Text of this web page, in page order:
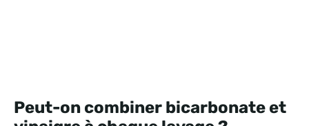
Peut-on combiner bicarbonate et